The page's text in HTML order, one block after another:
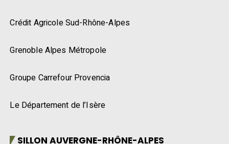
Crédit Agricole Sud-Rhône-Alpes
Grenoble Alpes Métropole
Groupe Carrefour Provencia
Le Département de l’Isère
SILLON AUVERGNE-RHÔNE-ALPES